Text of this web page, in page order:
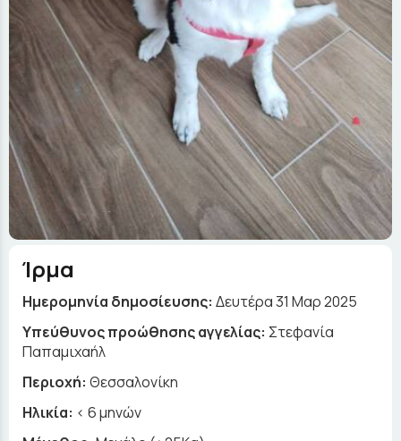
Ίρμα
Ημερομηνία δημοσίευσης: Δευτέρα 31 Μαρ 2025
Yπεύθυνος προώθησης αγγελίας: Στεφανία
Παπαμιχαήλ
Περιοχή: Θεσσαλονίκη
Ηλικία: < 6 μηνών